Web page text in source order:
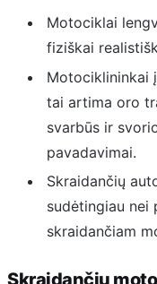
Motociklai
fiziškai
Motociklininkai
tai artima oro
svarbūs ir
pavadavimai.
Skraidančių
sudėtingiau
skraidančiam